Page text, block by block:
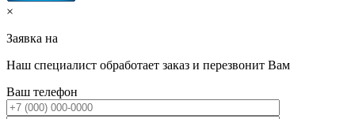
×
Заявка на
Наш специалист обработает заказ и перезвонит Вам
Ваш телефон